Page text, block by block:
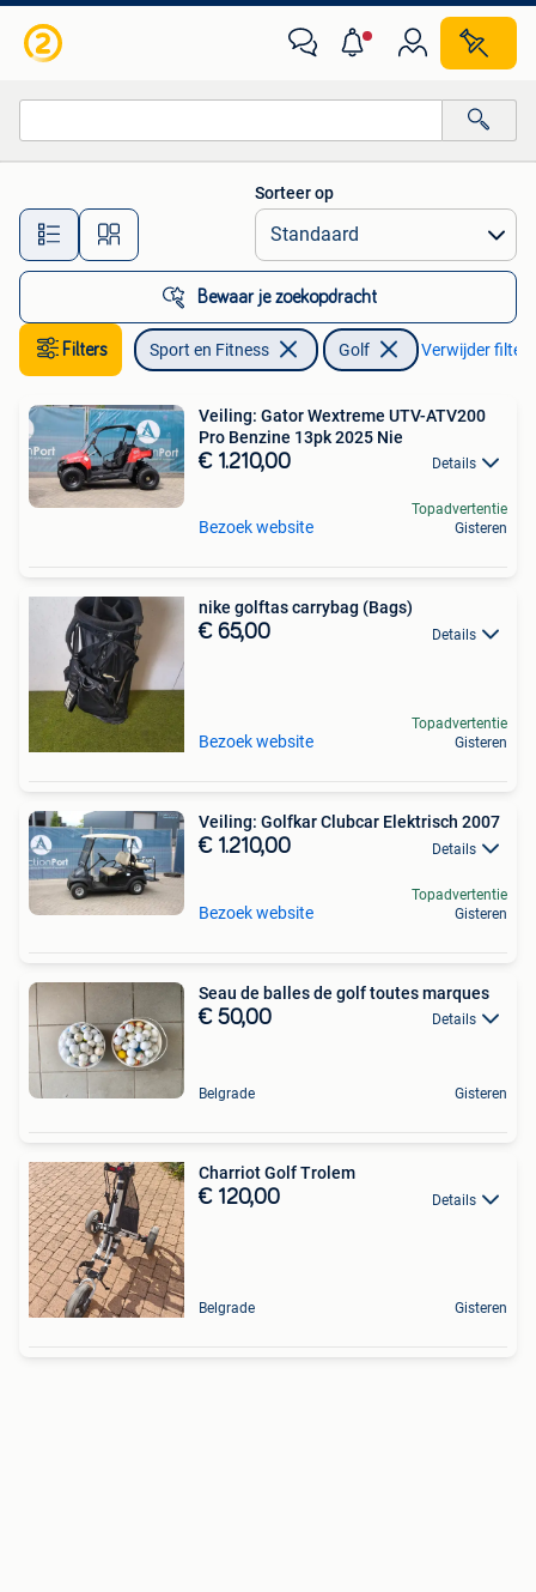
Alle afstanden…
Sorteer op
Bewaar je zoekopdracht
Filters Sport en Fitness Golf Verwijder filters
Veiling: Gator Wextreme UTV-ATV200
Pro Benzine 13pk 2025 Nie
€ 1.210,00 Details
Bezoek website
Topadvertentie
Gisteren
nike golftas carrybag (Bags)
€ 65,00 Details
Bezoek website
Topadvertentie
Gisteren
Veiling: Golfkar Clubcar Elektrisch 2007
€ 1.210,00 Details
Bezoek website
Topadvertentie
Gisteren
Seau de balles de golf toutes marques
€ 50,00 Details
Belgrade Gisteren
Charriot Golf Trolem
€ 120,00 Details
Belgrade Gisteren